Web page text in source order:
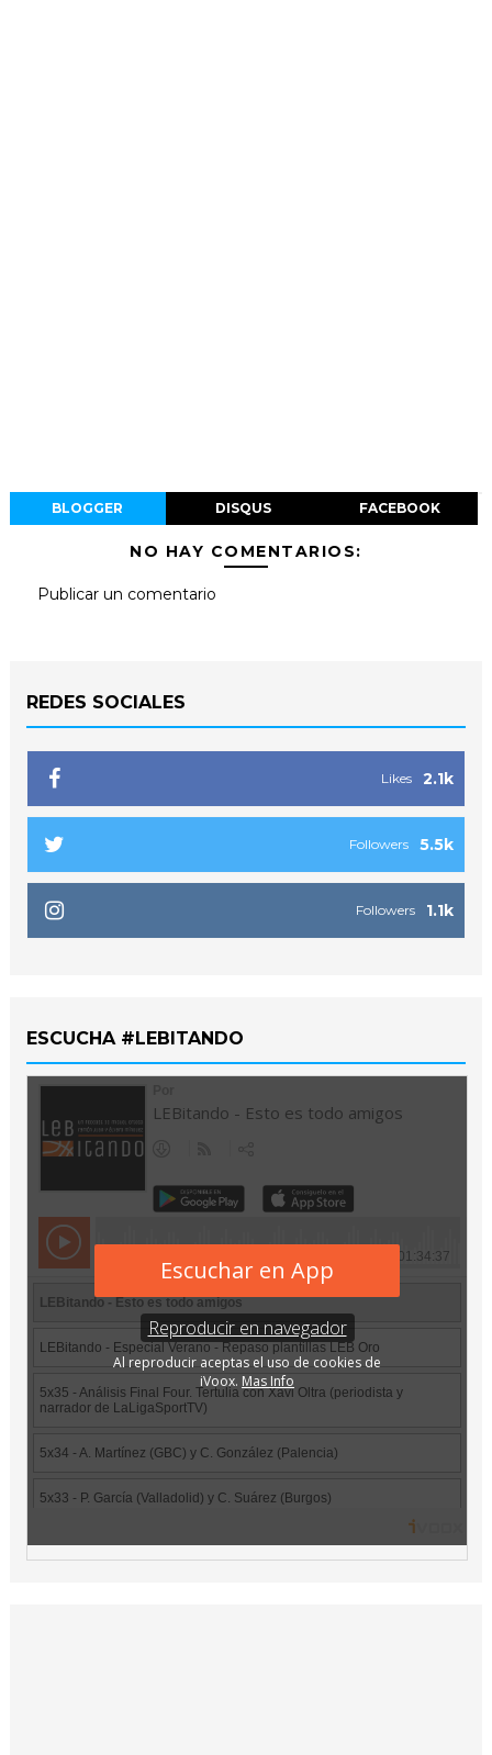
BLOGGER DISQUS FACEBOOK
NO HAY COMENTARIOS:
Publicar un comentario
REDES SOCIALES
2.1k
Likes
5.5k
Followers
1.1k
Followers
ESCUCHA #LEBITANDO